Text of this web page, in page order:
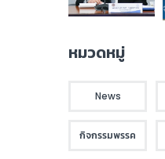
หมวดหมู่
News
กิจกรรมพรรค